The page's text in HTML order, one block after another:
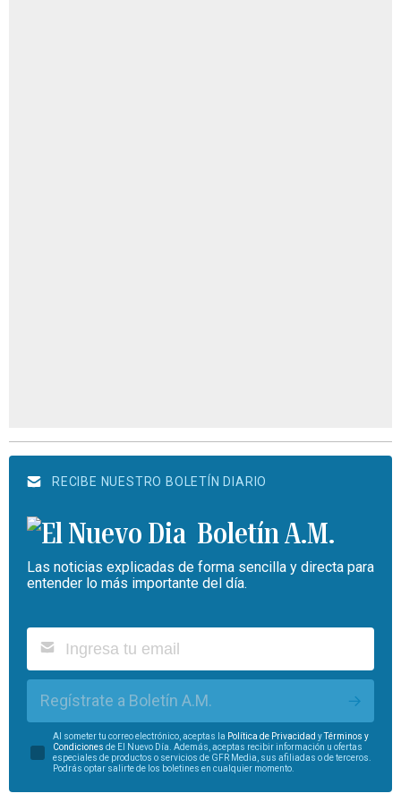
RECIBE NUESTRO BOLETÍN DIARIO
Boletín A.M.
Las noticias explicadas de forma sencilla y directa para
entender lo más importante del día.
Regístrate a Boletín A.M.
Al someter tu correo electrónico, aceptas la Política de Privacidad yTérminos y
Condiciones de El Nuevo Día. Además, aceptas recibir información u ofertas
especiales de productos o servicios de GFR Media, sus afiliadas o de terceros.
Podrás optar salirte de los boletines en cualquier momento.